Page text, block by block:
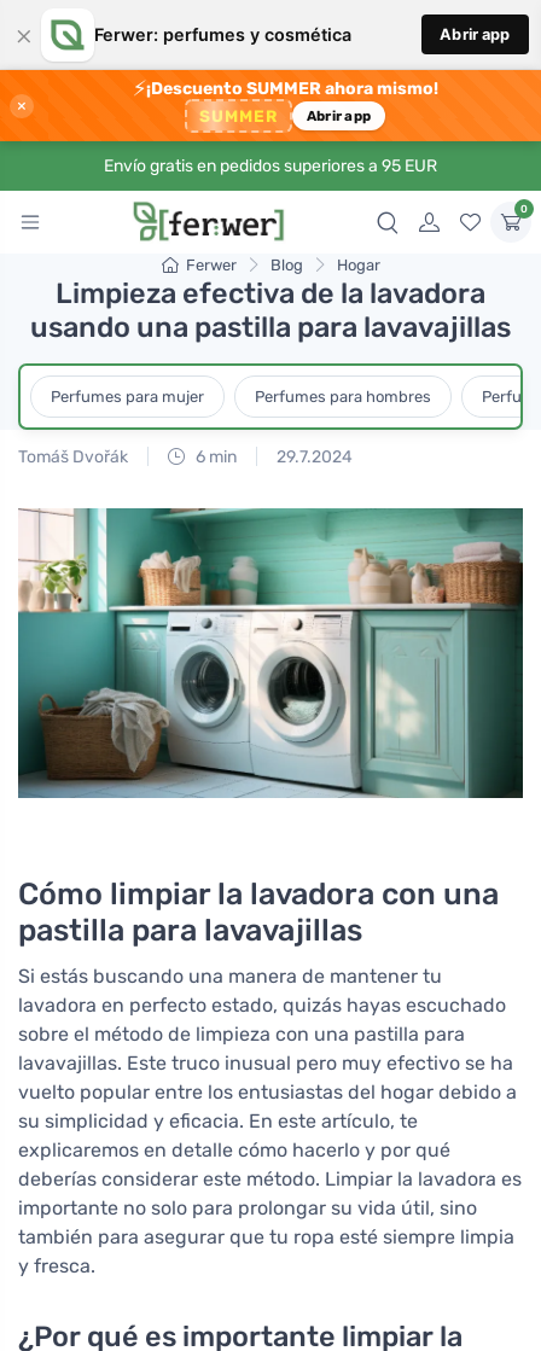
× Ferwer: perfumes y cosmética Abrir app
×
⚡¡Descuento SUMMER ahora mismo!
SUMMER Abrir app
Envío gratis en pedidos superiores a 95 EUR
0
Ferwer Blog Hogar
Limpieza efectiva de la lavadora
usando una pastilla para lavavajillas
Perfumes para mujer Perfumes para hombres
Tomáš Dvořák 6 min 29.7.2024
Cómo limpiar la lavadora con una
pastilla para lavavajillas
Si estás buscando una manera de mantener tu
lavadora en perfecto estado, quizás hayas escuchado
sobre el método de limpieza con una pastilla para
lavavajillas. Este truco inusual pero muy efectivo se ha
vuelto popular entre los entusiastas del hogar debido a
su simplicidad y eficacia. En este artículo, te
explicaremos en detalle cómo hacerlo y por qué
deberías considerar este método. Limpiar la lavadora es
importante no solo para prolongar su vida útil, sino
también para asegurar que tu ropa esté siempre limpia
y fresca.
¿Por qué es importante limpiar la